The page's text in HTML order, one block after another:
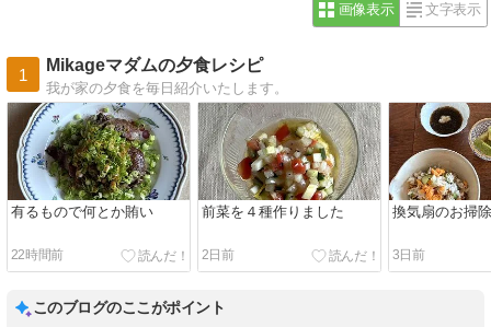
画像表示 文字表示
1
Mikageマダムの夕食レシピ
我が家の夕食を毎日紹介いたします。
有るもので何とか賄い
22時間前
前菜を４種作りました
2日前
換気扇のお掃
3日前
このブログのここがポイント